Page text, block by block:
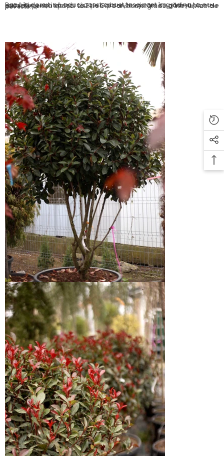
Dacă îți dorești să aduci acest arbust fascinant în grădina ta, nu ezita să ne contactezi. La Elite Garden, te ajutăm să găsești plantele perfecte pentru spațiul tău și să îți transformi grădina într-un loc de poveste! 🌿